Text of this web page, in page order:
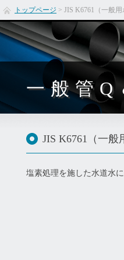
トップページ > JIS K6761（一般
一般管
JIS K6761（一
塩素処理を施した水道水